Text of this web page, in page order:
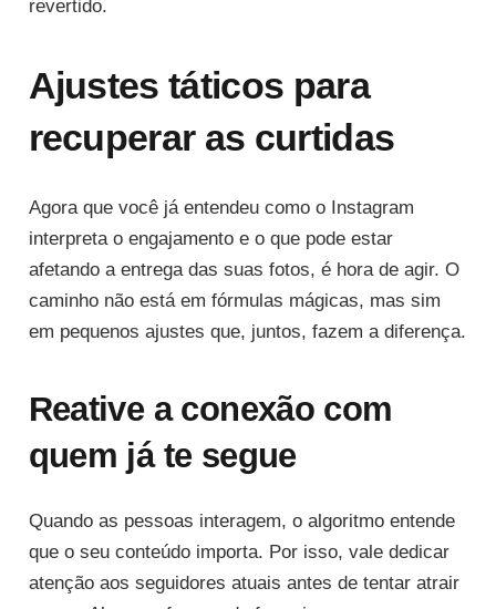
revertido.
Ajustes táticos para
recuperar as curtidas
Agora que você já entendeu como o Instagram
interpreta o engajamento e o que pode estar
afetando a entrega das suas fotos, é hora de agir. O
caminho não está em fórmulas mágicas, mas sim
em pequenos ajustes que, juntos, fazem a diferença.
Reative a conexão com
quem já te segue
Quando as pessoas interagem, o algoritmo entende
que o seu conteúdo importa. Por isso, vale dedicar
atenção aos seguidores atuais antes de tentar atrair